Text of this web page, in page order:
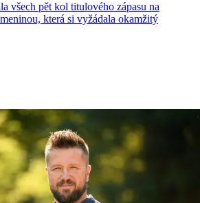
všech pět kol titulového zápasu na
která si vyžádala okamžitý